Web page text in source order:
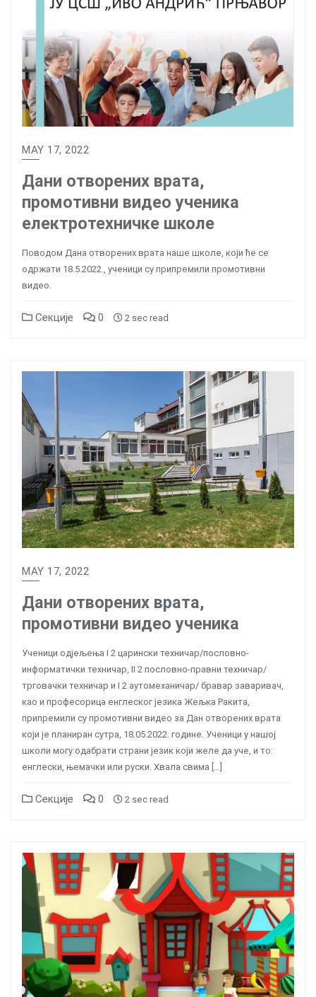
MAY 17, 2022
Дани отворених врата,
промотивни видео ученика
електротехничке школе
Поводом Дана отворених врата наше школе, који ће се
одржати 18.5.2022., ученици су припремили промотивни
видео.
Секције 0 2 sec read
MAY 17, 2022
Дани отворених врата,
промотивни видео ученика
Ученици одјељења I 2 царински техничар/пословно-
информатички техничар, II 2 пословно-правни техничар/
трговачки техничар и I 2 аутомеханичар/ бравар заваривач,
као и професорица енглеског језика Жељка Ракита,
припремили су промотивни видео за Дан отворених врата
који је планиран сутра, 18.05.2022. године. Ученици у нашој
школи могу одабрати страни језик који желе да уче, и то:
енглески, њемачки или руски. Хвала свима […]
Секције 0 2 sec read